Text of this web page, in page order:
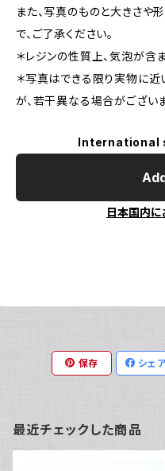
また、写真のものと大きさ
で、ご了承ください。
＊レジンの性質上、気泡が含
＊写真はできる限り実物に近
が、若干異なる場合がございま
International
日本国内
保存 シェ
最近チェックした商品